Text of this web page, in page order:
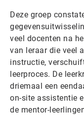
Deze groep
veel docenten na
van leraar die veel
instructie,
leerproces. De
driemaal een
on-site assistentie
de mentor-